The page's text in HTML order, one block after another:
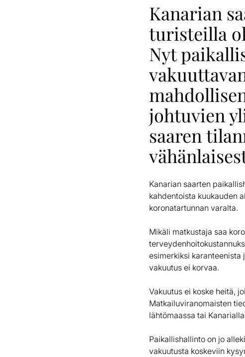
Kanarian
turisteilla
Nyt
johtuvien
saaren
Kanarian saarten
kahdentoista kuukauden
koronatartunnan varalta.
Mikäli matkustaja saa
esimerkiksi karanteenista
vakuutus ei korvaa.
Vakuutus ei koske heitä,
Matkailuviranomaisten
lähtömaassa tai
Paikallishallinto on jo
vakuutusta koskeviin